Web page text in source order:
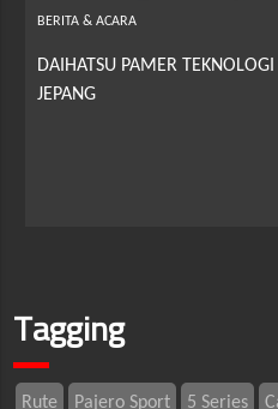
BERITA & ACARA
DAIHATSU PAMER
JEPANG
Tagging
Rute Pajero Sport 5 Series